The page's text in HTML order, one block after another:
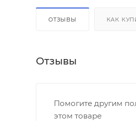
ОТЗЫВЫ КАК
Отзывы
Помогите другим
этом товаре